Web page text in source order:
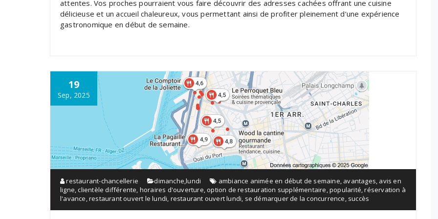
attentes. Vos proches pourraient vous faire découvrir des adresses cachées offrant une cuisine
délicieuse et un accueil chaleureux, vous permettant ainsi de profiter pleinement d’une expérience
gastronomique en début de semaine.
19
Sep, 2025
restaurant-chancellerie dimanche,lundi ambiance animée en début de semaine, avantages, avis en
ligne,clientèle différente, horaires d'ouverture,option de restauration supplémentaire,popularité,réservation à
l'avance,restaurant ouvert le lundi, restaurant ouvert lundi, se démarquer de la concurrence, succès